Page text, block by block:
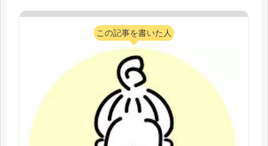
o
e
e e
n
a
y
L
n
k
この記事を書いた人